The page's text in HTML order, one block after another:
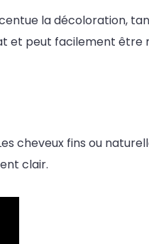
la décoloration,
et peut facilement être
cheveux fins ou
clair.